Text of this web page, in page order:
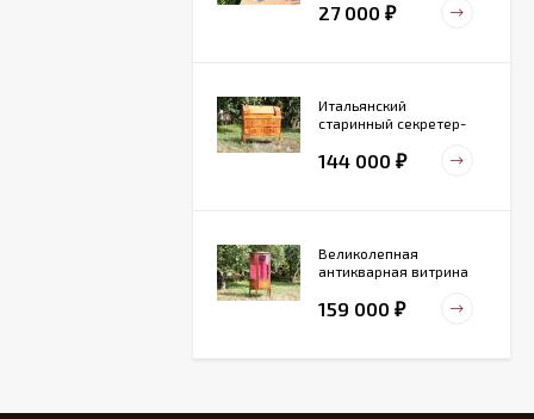
27 000 ₽
Итальянский
старинный секретер-
144 000 ₽
Великолепная
антикварная витрина
159 000 ₽